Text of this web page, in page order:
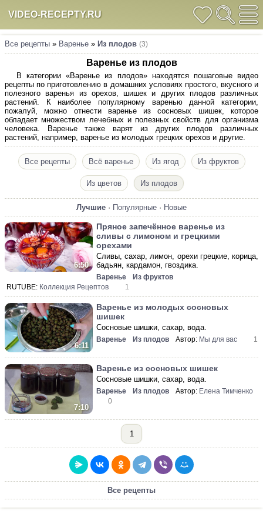
VIDEO-RECEPTY.RU
Все рецепты » Варенье » Из плодов (3)
Варенье из плодов
В категории «Варенье из плодов» находятся пошаговые видео
рецепты по приготовлению в домашних условиях простого, вкусного и
полезного варенья из орехов, шишек и других плодов различных
растений. К наиболее популярному варенью данной категории,
пожалуй, можно отнести варенье из сосновых шишек, которое
обладает множеством лечебных и полезных свойств для организма
человека. Варенье также варят из других плодов различных
растений, например, варенье из молодых грецких орехов и другие.
Все рецепты Всё варенье Из ягод Из фруктов
Из цветов Из плодов
Лучшие · Популярные · Новые
6:50
Пряное запечённое варенье из
сливы с лимоном и грецкими
орехами
Сливы, сахар, лимон, орехи грецкие, корица,
бадьян, кардамон, гвоздика.
Варенье
Из фруктов
RUTUBE: Коллекция Рецептов 1
6:11
Варенье из молодых сосновых
шишек
Сосновые шишки, сахар, вода.
Варенье Из плодов Автор: Мы для вас 1
7:10
Варенье из сосновых шишек
Сосновые шишки, сахар, вода.
Варенье Из плодов Автор: Елена Тимченко
0
1
Все рецепты